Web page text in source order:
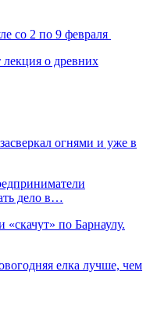
со 2 по 9 февраля
лекция о древних
огнями и уже в
дело в…
по Барнаулу.
елка лучше, чем